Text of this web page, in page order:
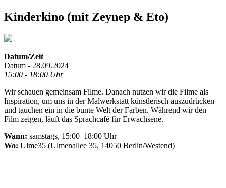
Kinderkino (mit Zeynep & Eto)
Datum/Zeit
Datum - 28.09.2024
15:00 - 18:00 Uhr
Wir schauen gemeinsam Filme. Danach nutzen wir die Filme als
Inspiration, um uns in der Malwerkstatt künstlerisch auszudrücken
und tauchen ein in die bunte Welt der Farben. Während wir den
Film zeigen, läuft das Sprachcafé für Erwachsene.
Wann: samstags, 15:00–18:00 Uhr
Wo: Ulme35 (Ulmenallee 35, 14050 Berlin/Westend)